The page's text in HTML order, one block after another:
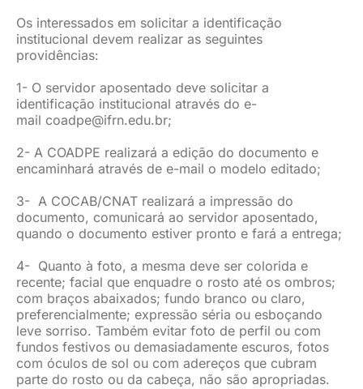
Os interessados em solicitar a identificação
institucional devem realizar as seguintes
providências:
1- O servidor aposentado deve solicitar a
identificação institucional através do e-
mail coadpe@ifrn.edu.br;
2- A COADPE realizará a edição do documento e
encaminhará através de e-mail o modelo editado;
3- A COCAB/CNAT realizará a impressão do
documento, comunicará ao servidor aposentado,
quando o documento estiver pronto e fará a entrega;
4- Quanto à foto, a mesma deve ser colorida e
recente; facial que enquadre o rosto até os ombros;
com braços abaixados; fundo branco ou claro,
preferencialmente; expressão séria ou esboçando
leve sorriso. Também evitar foto de perfil ou com
fundos festivos ou demasiadamente escuros, fotos
com óculos de sol ou com adereços que cubram
parte do rosto ou da cabeça, não são apropriadas.